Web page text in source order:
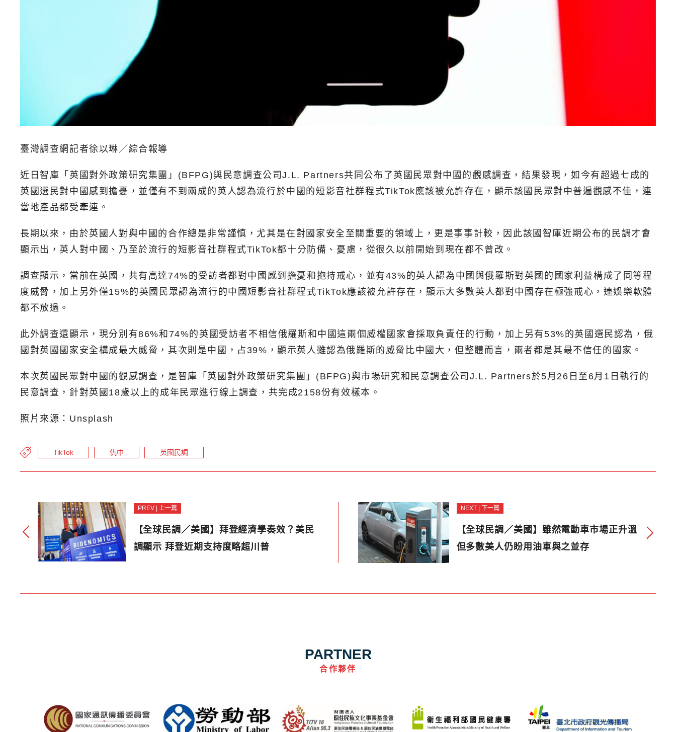
臺灣調查網記者徐以琳／綜合報導
近日智庫「英國對外政策研究集團」(BFPG)與民意調查公司J.L. Partners共同公布了英國民眾對中國的觀感調查，結果發現，如今有超過七成的
英國選民對中國感到擔憂，並僅有不到兩成的英人認為流行於中國的短影音社群程式TikTok應該被允許存在，顯示該國民眾對中普遍觀感不佳，連
當地產品都受牽連。
長期以來，由於英國人對與中國的合作總是非常謹慎，尤其是在對國家安全至關重要的領域上，更是事事計較，因此該國智庫近期公布的民調才會
顯示出，英人對中國、乃至於流行的短影音社群程式TikTok都十分防備、憂慮，從很久以前開始到現在都不曾改。
調查顯示，當前在英國，共有高達74%的受訪者都對中國感到擔憂和抱持戒心，並有43%的英人認為中國與俄羅斯對英國的國家利益構成了同等程
度威脅，加上另外僅15%的英國民眾認為流行的中國短影音社群程式TikTok應該被允許存在，顯示大多數英人都對中國存在極強戒心，連娛樂軟體
都不放過。
此外調查還顯示，現分別有86%和74%的英國受訪者不相信俄羅斯和中國這兩個威權國家會採取負責任的行動，加上另有53%的英國選民認為，俄
國對英國國家安全構成最大威脅，其次則是中國，占39%，顯示英人雖認為俄羅斯的威脅比中國大，但整體而言，兩者都是其最不信任的國家。
本次英國民眾對中國的觀感調查，是智庫「英國對外政策研究集團」(BFPG)與市場研究和民意調查公司J.L. Partners於5月26日至6月1日執行的
民意調查，針對英國18歲以上的成年民眾進行線上調查，共完成2158份有效樣本。
照片來源：Unsplash
TikTok 仇中 英國民調
PREV | 上一篇
【全球民調／美國】拜登經濟學奏效？美民
調顯示 拜登近期支持度略超川普
NEXT | 下一篇
【全球民調／美國】雖然電動車市場正升溫
但多數美人仍盼用油車與之並存
PARTNER
合作夥伴